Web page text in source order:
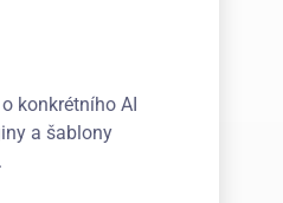
konkrétního AI
a šablony